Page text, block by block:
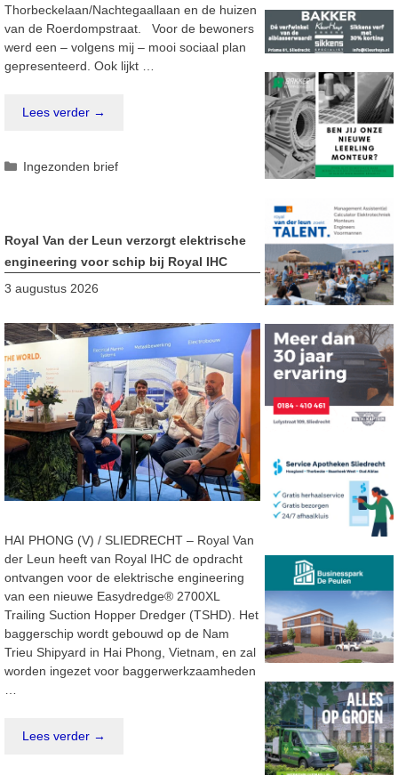
Thorbeckelaan/Nachtegaallaan en de huizen
van de Roerdompstraat. Voor de bewoners
werd een – volgens mij – mooi sociaal plan
gepresenteerd. Ook lijkt …
Lees verder →
Categorieën
Ingezonden brief
Royal Van der Leun verzorgt elektrische
engineering voor schip bij Royal IHC
3 augustus 2026
HAI PHONG (V) / SLIEDRECHT – Royal Van
der Leun heeft van Royal IHC de opdracht
ontvangen voor de elektrische engineering
van een nieuwe Easydredge® 2700XL
Trailing Suction Hopper Dredger (TSHD). Het
baggerschip wordt gebouwd op de Nam
Trieu Shipyard in Hai Phong, Vietnam, en zal
worden ingezet voor baggerwerkzaamheden
…
Lees verder →